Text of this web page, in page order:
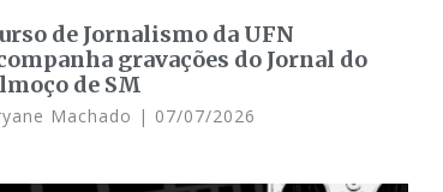
de Jornalismo da UFN
gravações do Jornal do
de SM
Machado 07/07/2026